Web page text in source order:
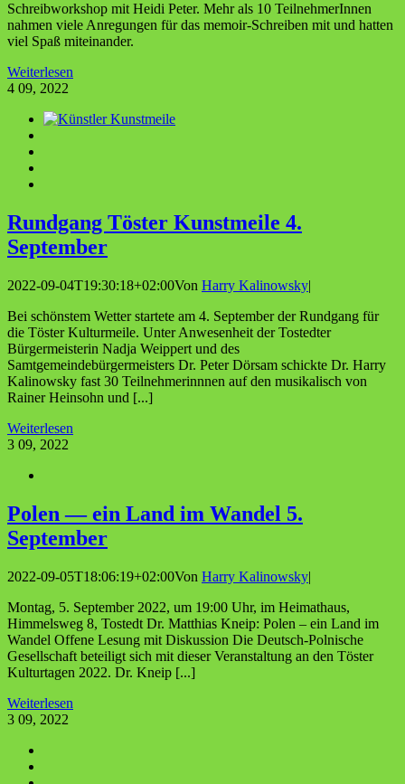
Schreibworkshop mit Heidi Peter. Mehr als 10 TeilnehmerInnen
nahmen viele Anregungen für das memoir-Schreiben mit und hatten
viel Spaß miteinander.
Weiterlesen
4 09, 2022
Rund­gang Tös­ter Kunst­mei­le 4.
September
2022-09-04T19:30:18+02:00Von Harry Kalinowsky|
Bei schönstem Wetter startete am 4. September der Rundgang für
die Töster Kulturmeile. Unter Anwesenheit der Tostedter
Bürgermeisterin Nadja Weippert und des
Samtgemeindebürgermeisters Dr. Peter Dörsam schickte Dr. Harry
Kalinowsky fast 30 Teilnehmerinnnen auf den musikalisch von
Rainer Heinsohn und [...]
Weiterlesen
3 09, 2022
Polen — ein Land im Wan­del 5.
September
2022-09-05T18:06:19+02:00Von Harry Kalinowsky|
Montag, 5. September 2022, um 19:00 Uhr, im Heimathaus,
Himmelsweg 8, Tostedt Dr. Matthias Kneip: Polen – ein Land im
Wandel Offene Lesung mit Diskussion Die Deutsch-Polnische
Gesellschaft beteiligt sich mit dieser Veranstaltung an den Töster
Kulturtagen 2022. Dr. Kneip [...]
Weiterlesen
3 09, 2022